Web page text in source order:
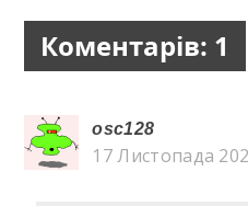
Коментарів: 1
osc128
17 Листопада